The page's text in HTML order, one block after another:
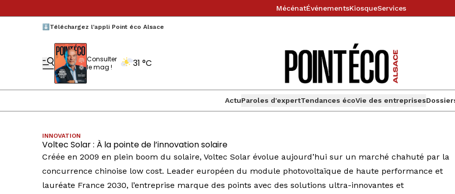
MécénatÉvénementsKiosqueServices
⬇️Téléchargez l'appli Point éco Alsace
Consulter
le mag !
31 °C
ActuParoles d'expertTendances écoVie des entreprises
INNOVATION
Voltec Solar : À la pointe de l’innovation solaire
Créée en 2009 en plein boom du solaire, Voltec Solar évolue aujourd’hui sur un marché chahuté par la
concurrence chinoise low cost. Leader européen du module photovoltaïque de haute performance et
lauréate France 2030, l’entreprise marque des points avec des solutions ultra-innovantes et